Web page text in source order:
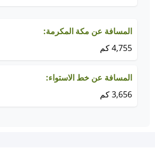
المسافة عن مكة المكرمة:
4,755 كم
المسافة عن خط الاستواء:
3,656 كم